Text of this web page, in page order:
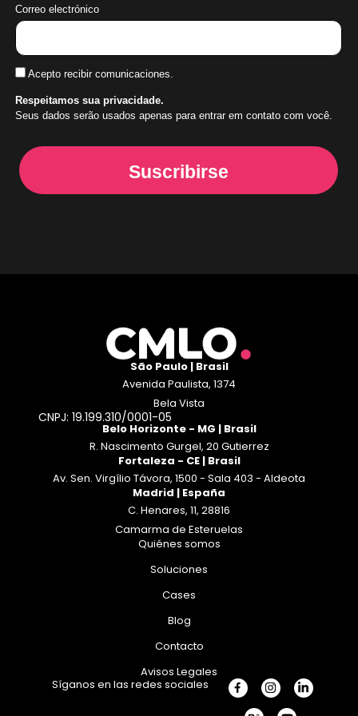
Correo electrónico
Acepto recibir comunicaciones.
Respeitamos sua privacidade.
Seus dados serão usados apenas para entrar em contato com você.
Suscribirse
São Paulo | Brasil
Avenida Paulista, 1374
Bela Vista
CNPJ: 19.199.310/0001-05
Belo Horizonte - MG | Brasil
R. Nascimento Gurgel, 20 Gutierrez
Fortaleza - CE | Brasil
Av. Sen. Virgílio Távora, 1500 - Sala 403 - Aldeota
Madrid | España
C. Henares, 11, 28816
Camarma de Esteruelas
Quiénes somos
Soluciones
Cases
Blog
Contacto
Avisos Legales
Síganos en las redes sociales